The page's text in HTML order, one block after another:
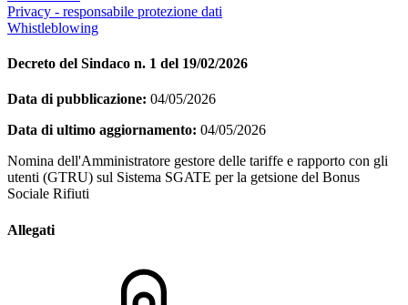
Privacy - responsabile protezione dati
Whistleblowing
Decreto del Sindaco n. 1 del 19/02/2026
Data di pubblicazione: 04/05/2026
Data di ultimo aggiornamento: 04/05/2026
Nomina dell'Amministratore gestore delle tariffe e rapporto con gli
utenti (GTRU) sul Sistema SGATE per la getsione del Bonus
Sociale Rifiuti
Allegati